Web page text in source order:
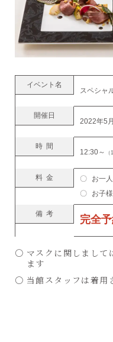
イベント名
スペシャ
開催日
2022年5
時間
12:30～
料金
お一
お子
備考 完全予
マスクに関しまして
ます
当館スタッフは着用